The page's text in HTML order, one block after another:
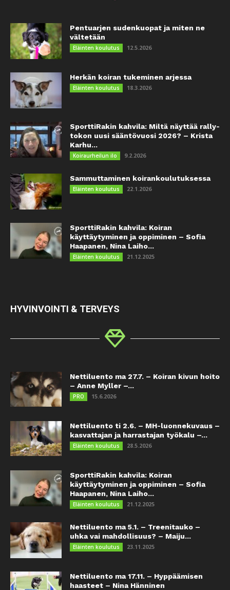
Pentuarjen sudenkuopat ja miten ne
vältetään
Eläinten koulutus 12.5.2026
Herkän koiran tukeminen arjessa
Eläinten koulutus 18.3.2026
SporttiRakin kahvila: Miltä näyttää rally-
tokon uusi sääntövuosi 2026? – Krista
Karhu...
Koiraurheilun ilo 9.2.2026
Sammuttaminen koirankoulutuksessa
Eläinten koulutus 22.1.2026
SporttiRakin kahvila: Koiran
käyttäytyminen ja oppiminen – Sofia
Haapanen, Nina Laiho...
Eläinten koulutus 21.12.2025
HYVINVOINTI & TERVEYS
Nettiluento ma 27.7. – Koiran kivun hoito
– Anne Myller –...
PRO 15.6.2026
Nettiluento ti 2.6. – MH-luonnekuvaus –
kasvattajan ja harrastajan työkalu –...
Eläinten koulutus 28.5.2026
SporttiRakin kahvila: Koiran
käyttäytyminen ja oppiminen – Sofia
Haapanen, Nina Laiho...
Eläinten koulutus 21.12.2025
Nettiluento ma 5.1. – Treenitauko –
uhka vai mahdollisuus? – Maiju...
Eläinten koulutus 23.11.2025
Nettiluento ma 17.11. – Hyppäämisen
haasteet – Nina Hänninen